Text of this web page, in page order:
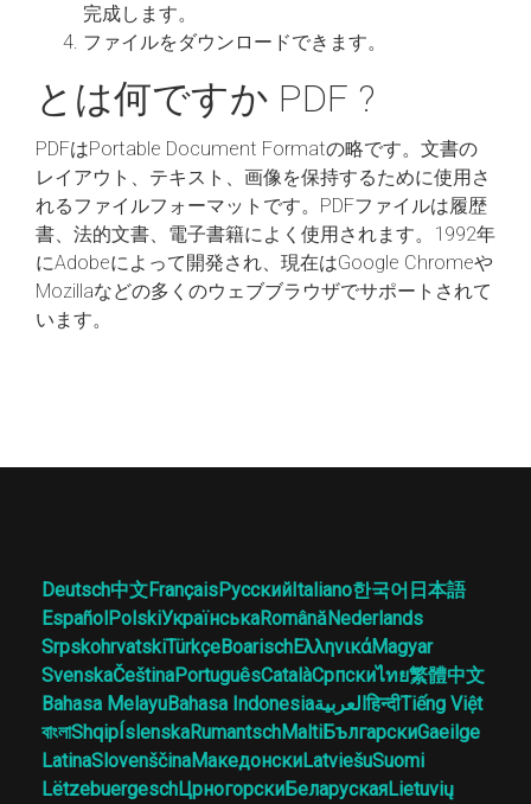
完成します。
ファイルをダウンロードできます。
とは何ですか PDF ?
PDFはPortable Document Formatの略です。文書の
レイアウト、テキスト、画像を保持するために使用さ
れるファイルフォーマットです。PDFファイルは履歴
書、法的文書、電子書籍によく使用されます。1992年
にAdobeによって開発され、現在はGoogle Chromeや
Mozillaなどの多くのウェブブラウザでサポートされて
います。
Deutsch中文FrançaisРусскийItaliano한국어 日本語
EspañolPolskiУкраїнськаRomânăNederlands
SrpskohrvatskiTürkçeBoarischΕλληνικάMagyar
SvenskaČeštinaPortuguêsCatalàСрпскиไทย繁體中文
Bahasa MelayuBahasa Indonesiaالعربيةहिन्दीTiếng Việt
বাংলাShqipÍslenskaRumantschMaltiБългарскиGaeilge
LatinaSlovenščinaМакедонскиLatviešuSuomi
LëtzebuergeschЦрногорскиБеларускаяLietuvių